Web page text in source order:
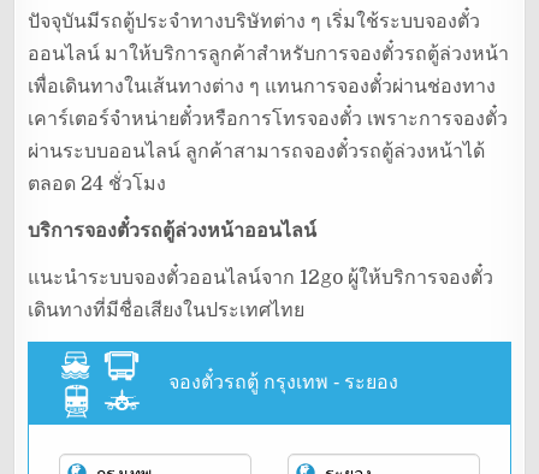
ปัจจุบันมีรถตู้ประจำทางบริษัทต่าง ๆ เริ่มใช้ระบบจองตั๋ว
ออนไลน์ มาให้บริการลูกค้าสำหรับการจองตั๋วรถตู้ล่วงหน้า
เพื่อเดินทางในเส้นทางต่าง ๆ แทนการจองตั๋วผ่านช่องทาง
เคาร์เตอร์จำหน่ายตั๋วหรือการโทรจองตั๋ว เพราะการจองตั๋ว
ผ่านระบบออนไลน์ ลูกค้าสามารถจองตั๋วรถตู้ล่วงหน้าได้
ตลอด 24 ชั่วโมง
บริการจองตั๋วรถตู้ล่วงหน้าออนไลน์
แนะนำระบบจองตั๋วออนไลน์จาก 12go ผู้ให้บริการจองตั๋ว
เดินทางที่มีชื่อเสียงในประเทศไทย
จองตั๋วรถตู้ กรุงเทพ - ระยอง